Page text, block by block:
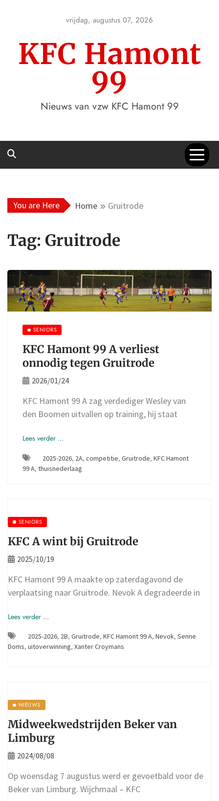
vrijdag, augustus 07, 2026
KFC Hamont
99
Nieuws van vzw KFC Hamont 99
You are Here Home Gruitrode
Tag: Gruitrode
SENIORS
KFC Hamont 99 A verliest
onnodig tegen Gruitrode
2026/01/24
KFC Hamont 99 A zag verdediger Wesley van
den Boomen uitvallen op training, hij staat
Lees verder ...
2025-2026, 2A, competitie, Gruitrode, KFC Hamont
99 A, thuisnederlaag
SENIORS
KFC A wint bij Gruitrode
2025/10/19
KFC Hamont 99 A maakte op zaterdagavond de
verplaatsing naar Gruitrode. Nevok A degradeerde in
Lees verder ...
2025-2026, 2B, Gruitrode, KFC Hamont 99 A, Nevok, Senne
Doms, uitoverwinning, Xanter Croymans
NIEUWS
Midweekwedstrijden Beker van
Limburg
2024/08/08
Op woensdag 7 augustus werd er gevoetbald voor de
Beker van Limburg. Wijchmaal – KFC